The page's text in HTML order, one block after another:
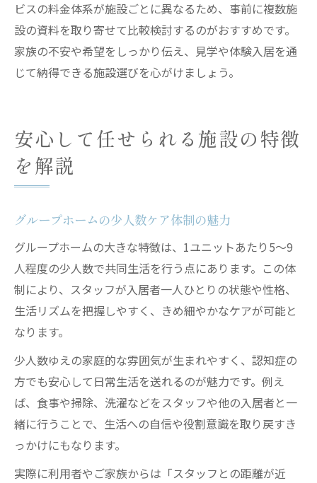
ビスの料金体系が施設ごとに異なるため、事前に複数施
設の資料を取り寄せて比較検討するのがおすすめです。
家族の不安や希望をしっかり伝え、見学や体験入居を通
じて納得できる施設選びを心がけましょう。
安心して任せられる施設の特徴
を解説
グループホームの少人数ケア体制の魅力
グループホームの大きな特徴は、1ユニットあたり5～9
人程度の少人数で共同生活を行う点にあります。この体
制により、スタッフが入居者一人ひとりの状態や性格、
生活リズムを把握しやすく、きめ細やかなケアが可能と
なります。
少人数ゆえの家庭的な雰囲気が生まれやすく、認知症の
方でも安心して日常生活を送れるのが魅力です。例え
ば、食事や掃除、洗濯などをスタッフや他の入居者と一
緒に行うことで、生活への自信や役割意識を取り戻すき
っかけにもなります。
実際に利用者やご家族からは「スタッフとの距離が近